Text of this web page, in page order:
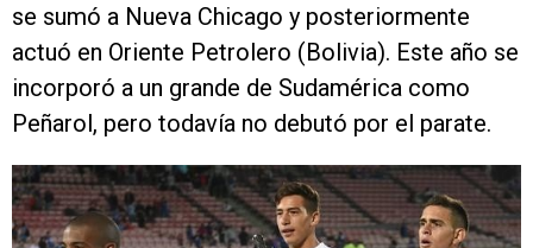
se sumó a Nueva Chicago y posteriormente
actuó en Oriente Petrolero (Bolivia). Este año se
incorporó a un grande de Sudamérica como
Peñarol, pero todavía no debutó por el parate.